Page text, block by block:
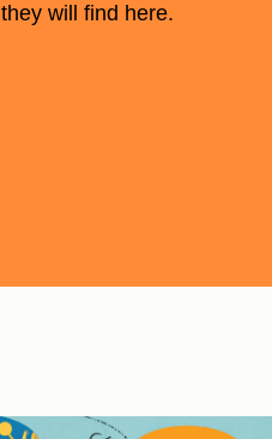
they will find here.